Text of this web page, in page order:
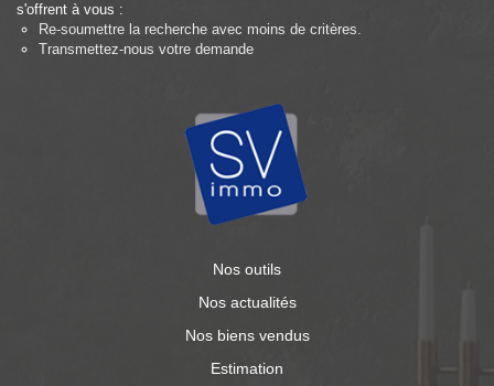
s'offrent à vous :
Re-soumettre la recherche avec moins de critères.
Transmettez-nous votre demande
Nos outils
Nos actualités
Nos biens vendus
Estimation